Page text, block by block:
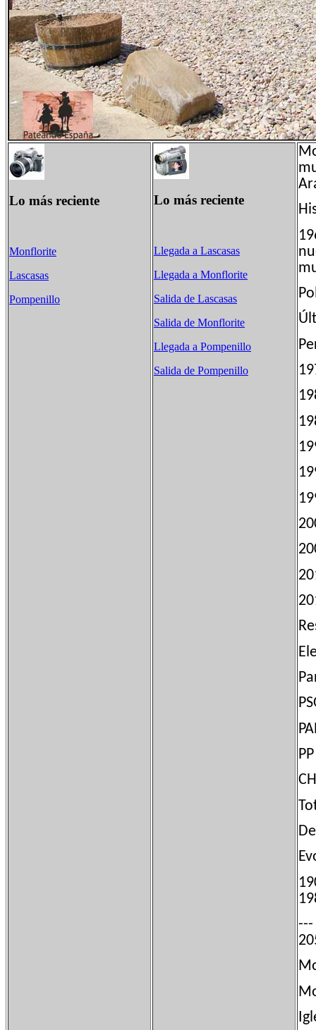
Lo más reciente
Monflorite
Lascasas
Pompenillo
Lo más reciente
Llegada a Lascasas
Llegada a Monflorite
Salida de Lascasas
Salida de Monflorite
Llegada a Pompenillo
Salida de Pompenillo